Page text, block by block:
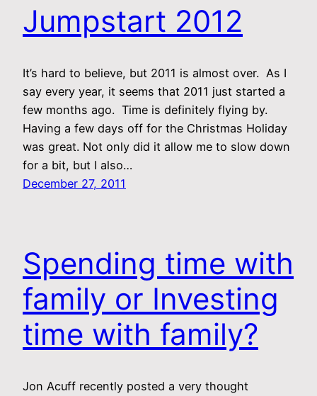
Jumpstart 2012
It’s hard to believe, but 2011 is almost over. As I
say every year, it seems that 2011 just started a
few months ago. Time is definitely flying by.
Having a few days off for the Christmas Holiday
was great. Not only did it allow me to slow down
for a bit, but I also…
December 27, 2011
Spending time with
family or Investing
time with family?
Jon Acuff recently posted a very thought